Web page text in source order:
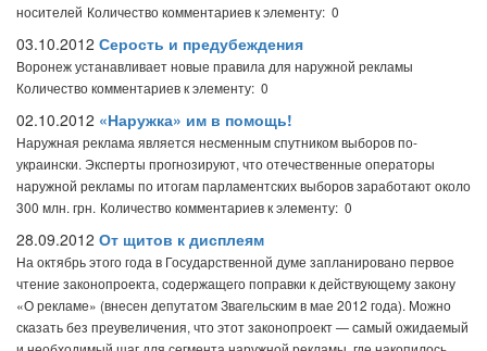
носителей Количество комментариев к элементу: 0
03.10.2012 Серость и предубеждения
Воронеж устанавливает новые правила для наружной рекламы
Количество комментариев к элементу: 0
02.10.2012 «Наружка» им в помощь!
Наружная реклама является несменным спутником выборов по-
украински. Эксперты прогнозируют, что отечественные операторы
наружной рекламы по итогам парламентских выборов заработают около
300 млн. грн. Количество комментариев к элементу: 0
28.09.2012 От щитов к дисплеям
На октябрь этого года в Государственной думе запланировано первое
чтение законопроекта, содержащего поправки к действующему закону
«О рекламе» (внесен депутатом Звагельским в мае 2012 года). Можно
сказать без преувеличения, что этот законопроект — самый ожидаемый